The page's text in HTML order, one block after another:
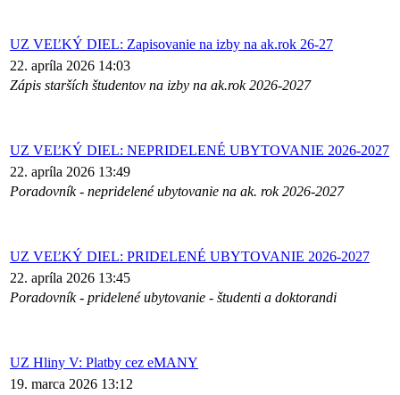
UZ VEĽKÝ DIEL: Zapisovanie na izby na ak.rok 26-27
22. apríla 2026 14:03
Zápis starších študentov na izby na ak.rok 2026-2027
UZ VEĽKÝ DIEL: NEPRIDELENÉ UBYTOVANIE 2026-2027
22. apríla 2026 13:49
Poradovník - nepridelené ubytovanie na ak. rok 2026-2027
UZ VEĽKÝ DIEL: PRIDELENÉ UBYTOVANIE 2026-2027
22. apríla 2026 13:45
Poradovník - pridelené ubytovanie - študenti a doktorandi
UZ Hliny V: Platby cez eMANY
19. marca 2026 13:12